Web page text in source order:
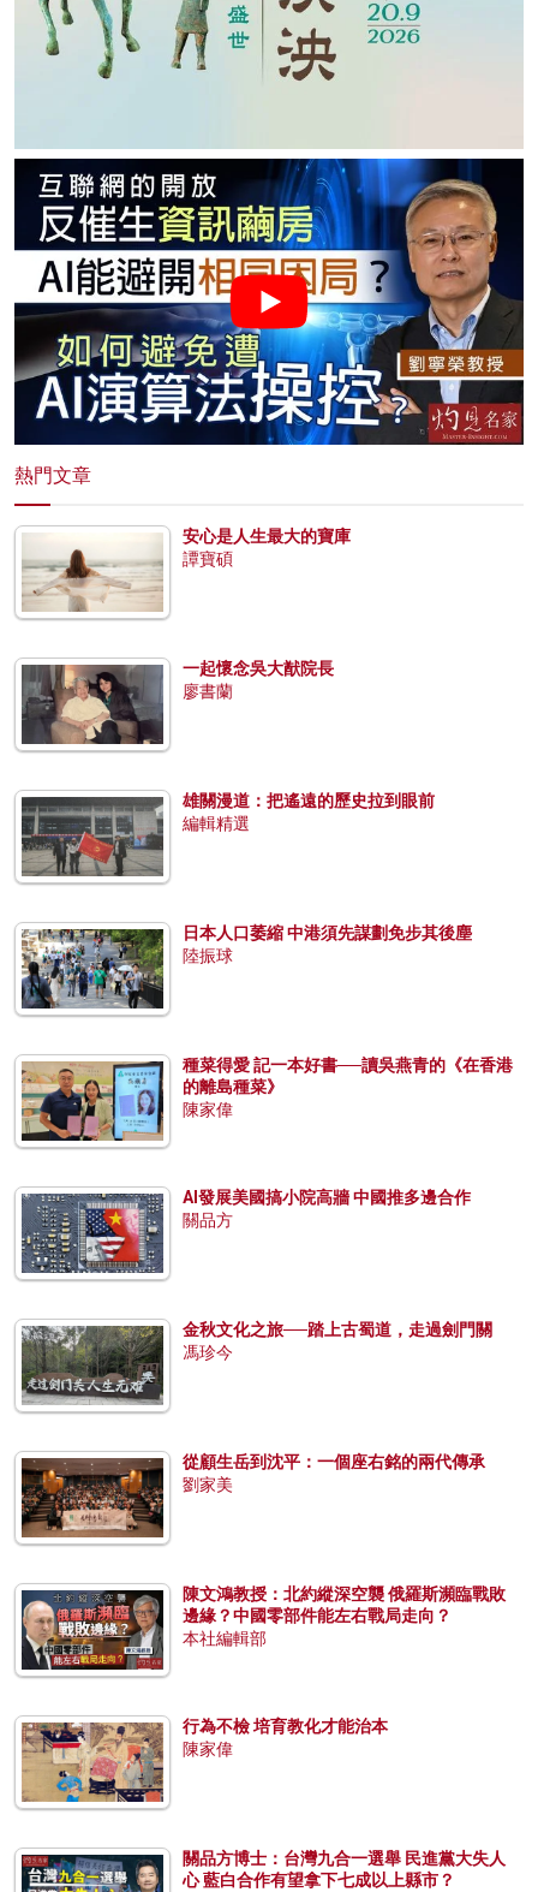
熱門文章
安心是人生最大的寶庫
譚寶碩
一起懷念吳大猷院長
廖書蘭
雄關漫道：把遙遠的歷史拉到眼前
編輯精選
日本人口萎縮 中港須先謀劃免步其後塵
陸振球
種菜得愛 記一本好書──讀吳燕青的《在香港
的離島種菜》
陳家偉
AI發展美國搞小院高牆 中國推多邊合作
關品方
金秋文化之旅──踏上古蜀道，走過劍門關
馮珍今
從顧生岳到沈平：一個座右銘的兩代傳承
劉家美
陳文鴻教授：北約縱深空襲 俄羅斯瀕臨戰敗
邊緣？中國零部件能左右戰局走向？
本社編輯部
行為不檢 培育教化才能治本
陳家偉
關品方博士：台灣九合一選舉 民進黨大失人
心 藍白合作有望拿下七成以上縣市？